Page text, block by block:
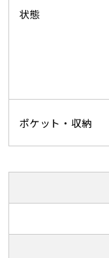
状態
ポケット・収納